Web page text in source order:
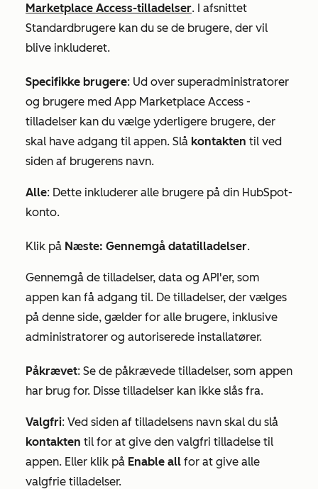
Marketplace Access-tilladelser. I afsnittet
Standardbrugere kan du se de brugere, der vil
blive inkluderet.
Specifikke brugere: Ud over superadministratorer
og brugere med App Marketplace Access -
tilladelser kan du vælge yderligere brugere, der
skal have adgang til appen. Slå kontakten til ved
siden af brugerens navn.
Alle: Dette inkluderer alle brugere på din HubSpot-
konto.
Klik på Næste: Gennemgå datatilladelser.
Gennemgå de tilladelser, data og API'er, som
appen kan få adgang til. De tilladelser, der vælges
på denne side, gælder for alle brugere, inklusive
administratorer og autoriserede installatører.
Påkrævet: Se de påkrævede tilladelser, som appen
har brug for. Disse tilladelser kan ikke slås fra.
Valgfri: Ved siden af tilladelsens navn skal du slå
kontakten til for at give den valgfri tilladelse til
appen. Eller klik på Enable all for at give alle
valgfrie tilladelser.